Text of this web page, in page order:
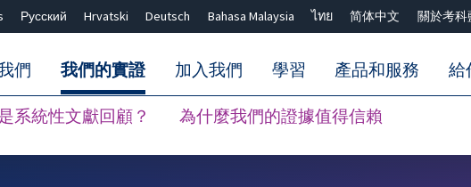
Русский Hrvatski Deutsch Bahasa Malaysia ไทย 简体中文 關於考科
們 我們的實證
系統性文獻回顧？ 為什麼我們的證據值得信賴
加入我們 學習 產品和服務 給